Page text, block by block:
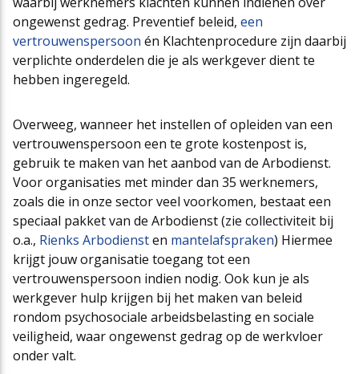
ongewenst gedrag. Preventief beleid, een
vertrouwenspersoon én Klachtenprocedure zijn daarbij
verplichte onderdelen die je als werkgever dient te
hebben ingeregeld.
Overweeg, wanneer het instellen of opleiden van een
vertrouwenspersoon een te grote kostenpost is,
gebruik te maken van het aanbod van de Arbodienst.
Voor organisaties met minder dan 35 werknemers,
zoals die in onze sector veel voorkomen, bestaat een
speciaal pakket van de Arbodienst (zie collectiviteit bij
o.a., Rienks Arbodiensten mantelafspraken) Hiermee
krijgt jouw organisatie toegang tot een
vertrouwenspersoon indien nodig. Ook kun je als
werkgever hulp krijgen bij het maken van beleid
rondom psychosociale arbeidsbelasting en sociale
veiligheid, waar ongewenst gedrag op de werkvloer
onder valt.